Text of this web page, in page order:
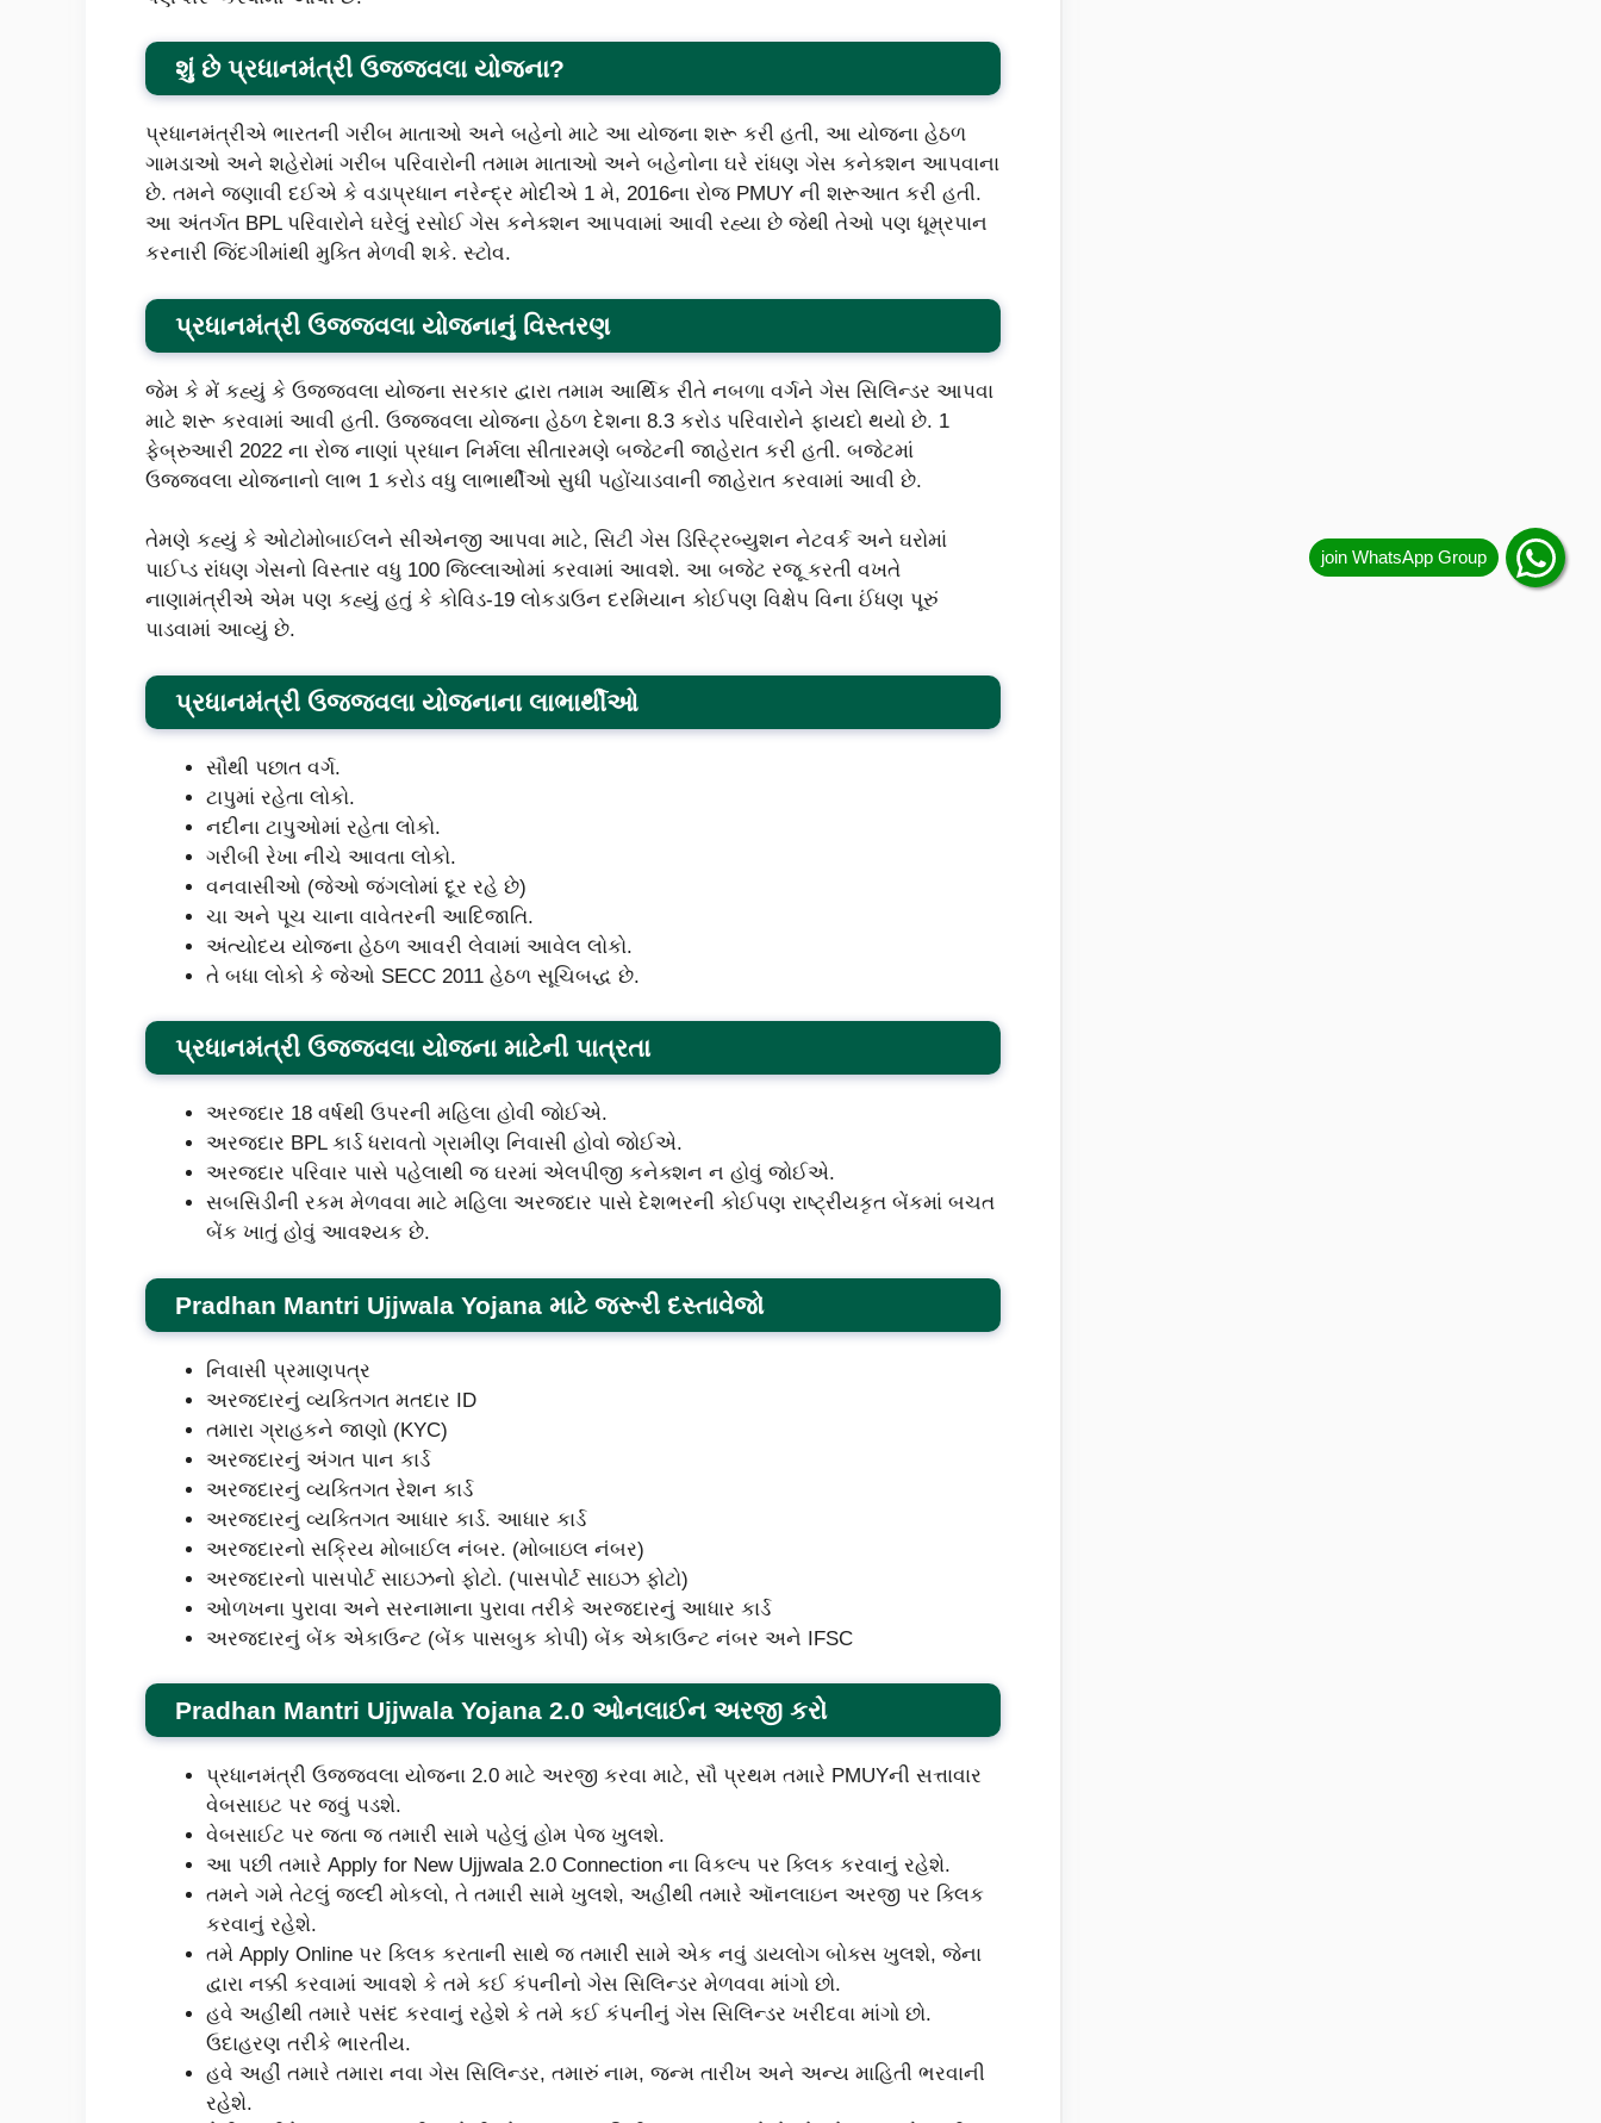
શું છે પ્રધાનમંત્રી ઉજ્જવલા યોજના?
પ્રધાનમંત્રીએ ભારતની ગરીબ માતાઓ અને બહેનો માટે આ યોજના શરૂ કરી હતી, આ યોજના હેઠળ
ગામડાઓ અને શહેરોમાં ગરીબ પરિવારોની તમામ માતાઓ અને બહેનોના ઘરે રાંધણ ગેસ કનેક્શન આપવાના
છે. તમને જણાવી દઈએ કે વડાપ્રધાન નરેન્દ્ર મોદીએ 1 મે, 2016ના રોજ PMUY ની શરૂઆત કરી હતી.
આ અંતર્ગત BPL પરિવારોને ઘરેલું રસોઈ ગેસ કનેક્શન આપવામાં આવી રહ્યા છે જેથી તેઓ પણ ધૂમ્રપાન
કરનારી જિંદગીમાંથી મુક્તિ મેળવી શકે. સ્ટોવ.
પ્રધાનમંત્રી ઉજ્જવલા યોજનાનું વિસ્તરણ
જેમ કે મેં કહ્યું કે ઉજ્જવલા યોજના સરકાર દ્વારા તમામ આર્થિક રીતે નબળા વર્ગને ગેસ સિલિન્ડર આપવા
માટે શરૂ કરવામાં આવી હતી. ઉજ્જવલા યોજના હેઠળ દેશના 8.3 કરોડ પરિવારોને ફાયદો થયો છે. 1
ફેબ્રુઆરી 2022 ના રોજ નાણાં પ્રધાન નિર્મલા સીતારમણે બજેટની જાહેરાત કરી હતી. બજેટમાં
ઉજ્જવલા યોજનાનો લાભ 1 કરોડ વધુ લાભાર્થીઓ સુધી પહોંચાડવાની જાહેરાત કરવામાં આવી છે.
તેમણે કહ્યું કે ઓટોમોબાઈલને સીએનજી આપવા માટે, સિટી ગેસ ડિસ્ટ્રિબ્યુશન નેટવર્ક અને ઘરોમાં
પાઈપ્ડ રાંધણ ગેસનો વિસ્તાર વધુ 100 જિલ્લાઓમાં કરવામાં આવશે. આ બજેટ રજૂ કરતી વખતે
નાણામંત્રીએ એમ પણ કહ્યું હતું કે કોવિડ-19 લોકડાઉન દરમિયાન કોઈપણ વિક્ષેપ વિના ઈંધણ પૂરું
પાડવામાં આવ્યું છે.
પ્રધાનમંત્રી ઉજ્જવલા યોજનાના લાભાર્થીઓ
સૌથી પછાત વર્ગ.
ટાપુમાં રહેતા લોકો.
નદીના ટાપુઓમાં રહેતા લોકો.
ગરીબી રેખા નીચે આવતા લોકો.
વનવાસીઓ (જેઓ જંગલોમાં દૂર રહે છે)
ચા અને પૂચ ચાના વાવેતરની આદિજાતિ.
અંત્યોદય યોજના હેઠળ આવરી લેવામાં આવેલ લોકો.
તે બધા લોકો કે જેઓ SECC 2011 હેઠળ સૂચિબદ્ધ છે.
પ્રધાનમંત્રી ઉજ્જવલા યોજના માટેની પાત્રતા
અરજદાર 18 વર્ષથી ઉપરની મહિલા હોવી જોઈએ.
અરજદાર BPL કાર્ડ ધરાવતો ગ્રામીણ નિવાસી હોવો જોઈએ.
અરજદાર પરિવાર પાસે પહેલાથી જ ઘરમાં એલપીજી કનેક્શન ન હોવું જોઈએ.
સબસિડીની રકમ મેળવવા માટે મહિલા અરજદાર પાસે દેશભરની કોઈપણ રાષ્ટ્રીયકૃત બેંકમાં બચત
બેંક ખાતું હોવું આવશ્યક છે.
Pradhan Mantri Ujjwala Yojana માટે જરૂરી દસ્તાવેજો
નિવાસી પ્રમાણપત્ર
અરજદારનું વ્યક્તિગત મતદાર ID
તમારા ગ્રાહકને જાણો (KYC)
અરજદારનું અંગત પાન કાર્ડ
અરજદારનું વ્યક્તિગત રેશન કાર્ડ
અરજદારનું વ્યક્તિગત આધાર કાર્ડ. આધાર કાર્ડ
અરજદારનો સક્રિય મોબાઈલ નંબર. (મોબાઇલ નંબર)
અરજદારનો પાસપોર્ટ સાઇઝનો ફોટો. (પાસપોર્ટ સાઇઝ ફોટો)
ઓળખના પુરાવા અને સરનામાના પુરાવા તરીકે અરજદારનું આધાર કાર્ડ
અરજદારનું બેંક એકાઉન્ટ (બેંક પાસબુક કોપી) બેંક એકાઉન્ટ નંબર અને IFSC
Pradhan Mantri Ujjwala Yojana 2.0 ઓનલાઈન અરજી કરો
પ્રધાનમંત્રી ઉજ્જવલા યોજના 2.0 માટે અરજી કરવા માટે, સૌ પ્રથમ તમારે PMUYની સત્તાવાર
વેબસાઇટ પર જવું પડશે.
વેબસાઈટ પર જતા જ તમારી સામે પહેલું હોમ પેજ ખુલશે.
આ પછી તમારે Apply for New Ujjwala 2.0 Connection ના વિકલ્પ પર ક્લિક કરવાનું રહેશે.
તમને ગમે તેટલું જલ્દી મોકલો, તે તમારી સામે ખુલશે, અહીંથી તમારે ઑનલાઇન અરજી પર ક્લિક
કરવાનું રહેશે.
તમે Apply Online પર ક્લિક કરતાની સાથે જ તમારી સામે એક નવું ડાયલોગ બોક્સ ખુલશે, જેના
દ્વારા નક્કી કરવામાં આવશે કે તમે કઈ કંપનીનો ગેસ સિલિન્ડર મેળવવા માંગો છો.
હવે અહીંથી તમારે પસંદ કરવાનું રહેશે કે તમે કઈ કંપનીનું ગેસ સિલિન્ડર ખરીદવા માંગો છો.
ઉદાહરણ તરીકે ભારતીય.
હવે અહીં તમારે તમારા નવા ગેસ સિલિન્ડર, તમારું નામ, જન્મ તારીખ અને અન્ય માહિતી ભરવાની
રહેશે.